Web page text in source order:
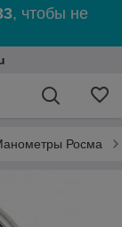
, чтобы не
Росма